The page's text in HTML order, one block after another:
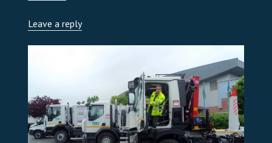
Leave a reply